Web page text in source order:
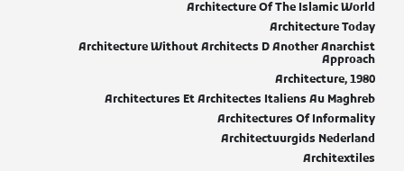
Architecture Of The Islamic World
Architecture Today
Architecture Without Architects D Another Anarchist
Approach
Architecture, 1980
Architectures Et Architectes Italiens Au Maghreb
Architectures Of Informality
Architectuurgids Nederland
Architextiles